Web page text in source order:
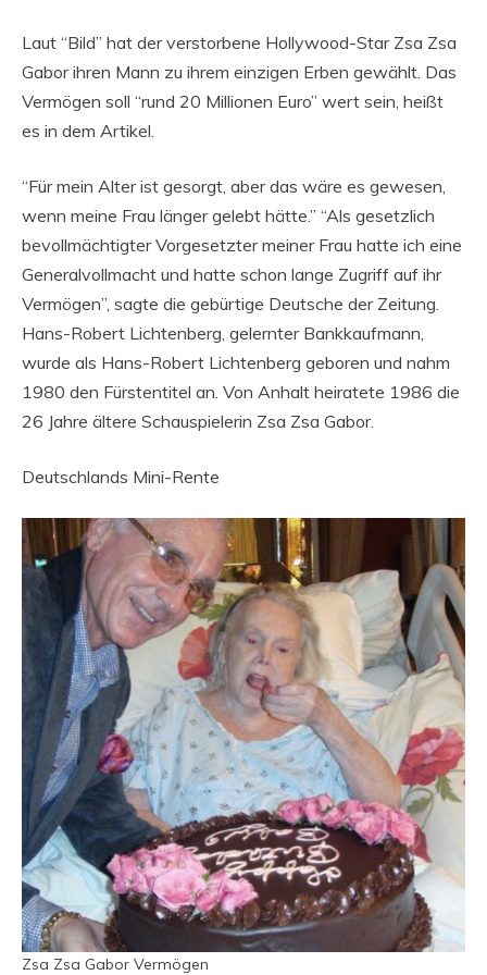
Laut “Bild” hat der verstorbene Hollywood-Star Zsa Zsa
Gabor ihren Mann zu ihrem einzigen Erben gewählt. Das
Vermögen soll “rund 20 Millionen Euro” wert sein, heißt
es in dem Artikel.
“Für mein Alter ist gesorgt, aber das wäre es gewesen,
wenn meine Frau länger gelebt hätte.” “Als gesetzlich
bevollmächtigter Vorgesetzter meiner Frau hatte ich eine
Generalvollmacht und hatte schon lange Zugriff auf ihr
Vermögen”, sagte die gebürtige Deutsche der Zeitung.
Hans-Robert Lichtenberg, gelernter Bankkaufmann,
wurde als Hans-Robert Lichtenberg geboren und nahm
1980 den Fürstentitel an. Von Anhalt heiratete 1986 die
26 Jahre ältere Schauspielerin Zsa Zsa Gabor.
Deutschlands Mini-Rente
Zsa Zsa Gabor Vermögen